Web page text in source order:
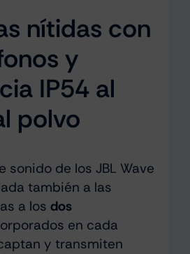
nítidas con
y
IP54 al
polvo
sonido de los JBL Wave
también a las
a los dos
en cada
y transmiten